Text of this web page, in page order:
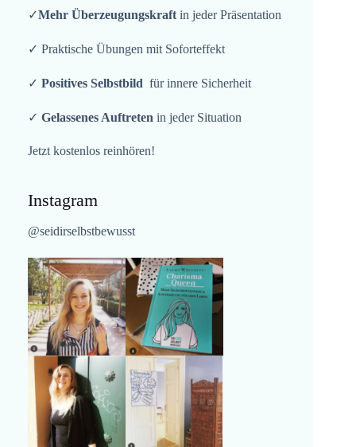
✓Mehr Überzeugungskraft in jeder Präsentation
✓ Praktische Übungen mit Soforteffekt
✓ Positives Selbstbild für innere Sicherheit
✓ Gelassenes Auftreten in jeder Situation
Jetzt kostenlos reinhören!
Instagram
@seidirselbstbewusst